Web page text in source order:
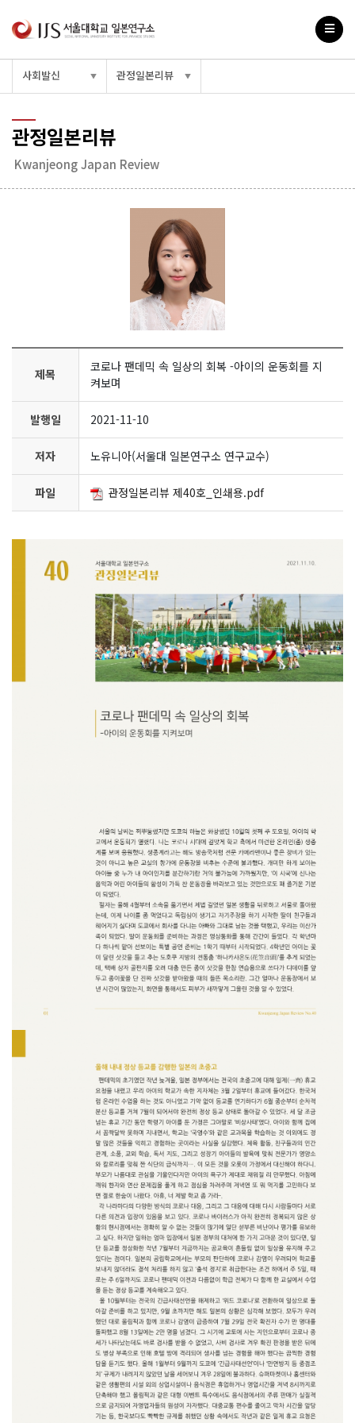
사회발신 ▼ 관정일본리뷰 ▼
관정일본리뷰
Kwanjeong Japan Review
제목
코로나 팬데믹 속 일상의 회복 -아이의 운동회를 지
켜보며
발행일 2021-11-10
저자 노유니아(서울대 일본연구소 연구교수)
파일 관정일본리뷰 제40호_인쇄용.pdf